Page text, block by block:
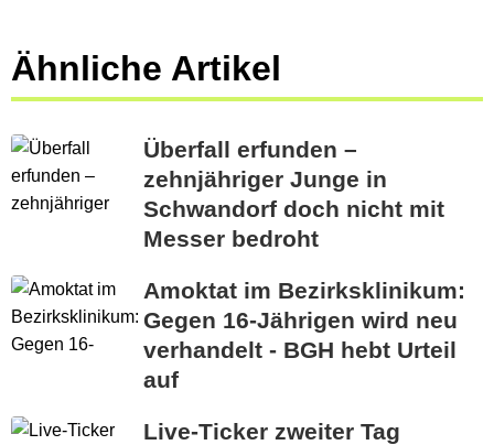
Ähnliche Artikel
Überfall erfunden –
zehnjähriger Junge in
Schwandorf doch nicht mit
Messer bedroht
Amoktat im Bezirksklinikum:
Gegen 16-Jährigen wird neu
verhandelt - BGH hebt Urteil
auf
Live-Ticker zweiter Tag